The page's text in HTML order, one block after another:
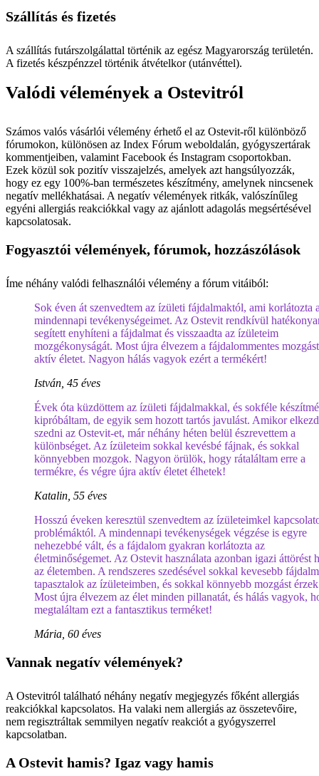
Szállítás és fizetés
A szállítás futárszolgálattal történik az egész Magyarország területén.
A fizetés készpénzzel történik átvételkor (utánvéttel).
Valódi vélemények a Ostevitról
Számos valós vásárlói vélemény érhető el az Ostevit-ről különböző
fórumokon, különösen az Index Fórum weboldalán, gyógyszertárak
kommentjeiben, valamint Facebook és Instagram csoportokban.
Ezek közül sok pozitív visszajelzés, amelyek azt hangsúlyozzák,
hogy ez egy 100%-ban természetes készítmény, amelynek nincsenek
negatív mellékhatásai. A negatív vélemények ritkák, valószínűleg
egyéni allergiás reakciókkal vagy az ajánlott adagolás megsértésével
kapcsolatosak.
Fogyasztói vélemények, fórumok, hozzászólások
Íme néhány valódi felhasználói vélemény a fórum vitáiból:
Sok éven át szenvedtem az ízületi fájdalmaktól, ami korlátozta
mindennapi tevékenységeimet. Az Ostevit rendkívül
segített enyhíteni a fájdalmat és visszaadta az ízületeim
mozgékonyságát. Most újra élvezem a fájdalommentes
aktív életet. Nagyon hálás vagyok ezért a termékért!
István, 45 éves
Évek óta küzdöttem az ízületi fájdalmakkal, és sokféle
kipróbáltam, de egyik sem hozott tartós javulást. Amikor
szedni az Ostevit-et, már néhány héten belül észrevettem a
különbséget. Az ízületeim sokkal kevésbé fájnak, és sokkal
könnyebben mozgok. Nagyon örülök, hogy rátaláltam erre a
termékre, és végre újra aktív életet élhetek!
Katalin, 55 éves
Hosszú éveken keresztül szenvedtem az ízületeimkel
problémáktól. A mindennapi tevékenységek végzése is egyre
nehezebbé vált, és a fájdalom gyakran korlátozta az
életminőségemet. Az Ostevit használata azonban igazi áttörést
az életemben. A rendszeres szedésével sokkal kevesebb
tapasztalok az ízületeimben, és sokkal könnyebb mozgást
Most újra élvezem az élet minden pillanatát, és hálás vagyok,
megtaláltam ezt a fantasztikus terméket!
Mária, 60 éves
Vannak negatív vélemények?
A Ostevitról található néhány negatív megjegyzés főként allergiás
reakciókkal kapcsolatos. Ha valaki nem allergiás az összetevőire,
nem regisztráltak semmilyen negatív reakciót a gyógyszerrel
kapcsolatban.
A Ostevit hamis? Igaz vagy hamis